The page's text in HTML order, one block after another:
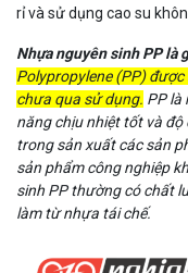
rỉ và sử dụng cao su
Nhựa nguyên sinh PP là
Polypropylene (PP)
chưa qua sử dụng. PP là
năng chịu nhiệt tốt và
trong sản xuất các sản
sản phẩm công nghiệp
sinh PP thường có chất
làm từ nhựa tái chế.